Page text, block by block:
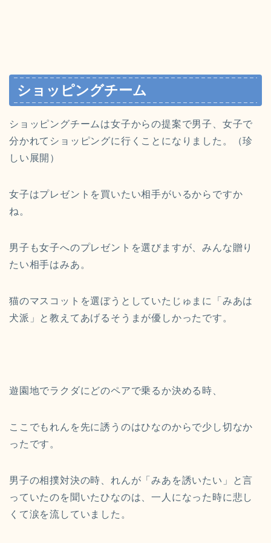
ショッピングチーム
ショッピングチームは女子からの提案で男子、女子で
分かれてショッピングに行くことになりました。（珍
しい展開）
女子はプレゼントを買いたい相手がいるからですか
ね。
男子も女子へのプレゼントを選びますが、みんな贈り
たい相手はみあ。
猫のマスコットを選ぼうとしていたじゅまに「みあは
犬派」と教えてあげるそうまが優しかったです。
遊園地でラクダにどのペアで乗るか決める時、
ここでもれんを先に誘うのはひなのからで少し切なか
ったです。
男子の相撲対決の時、れんが「みあを誘いたい」と言
っていたのを聞いたひなのは、一人になった時に悲し
くて涙を流していました。